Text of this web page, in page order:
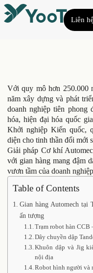
Liên
Với quy mô hơn 250.000
năm xây dựng và phát
doanh nghiệp tiên phong
hóa, hiện đại hóa quốc
Khởi nghiệp Kiến quốc,
diện cho tinh thần đổi mới
Giải pháp Cơ khí
với gian hàng mang đậm
vươn tầm của doanh
Table of Contents
Gian hàng Automech tại
ấn tượng
Trạm robot hàn CCB
Dây chuyền dập
Khuôn dập và Jig
nội địa
Robot hình người và